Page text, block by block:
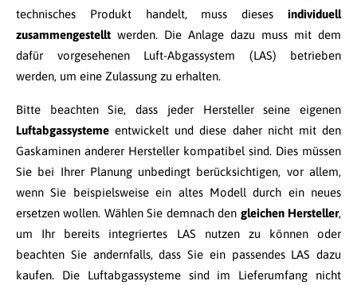
technisches Produkt handelt, muss dieses individuell
zusammengestellt werden. Die Anlage dazu muss mit dem
dafür vorgesehenen Luft-Abgassystem (LAS) betrieben
werden, um eine Zulassung zu erhalten.
Bitte beachten Sie, dass jeder Hersteller seine eigenen
Luftabgassysteme entwickelt und diese daher nicht mit den
Gaskaminen anderer Hersteller kompatibel sind. Dies müssen
Sie bei Ihrer Planung unbedingt berücksichtigen, vor allem,
wenn Sie beispielsweise ein altes Modell durch ein neues
ersetzen wollen. Wählen Sie demnach den gleichen Hersteller,
um Ihr bereits integriertes LAS nutzen zu können oder
beachten Sie andernfalls, dass Sie ein passendes LAS dazu
kaufen. Die Luftabgassysteme sind im Lieferumfang nicht